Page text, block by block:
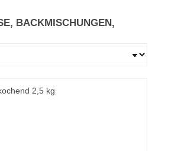
BACKMISCHUNGEN, K